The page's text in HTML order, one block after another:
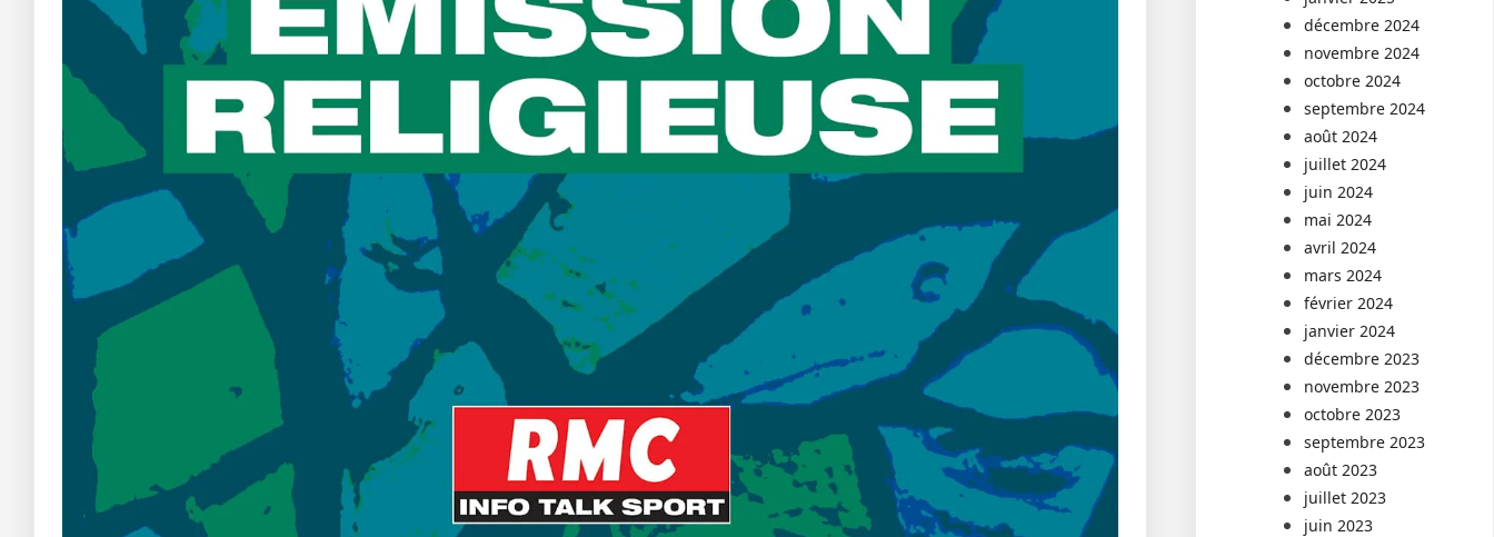
décembre 2024
novembre 2024
octobre 2024
septembre 2024
août 2024
juillet 2024
juin 2024
mai 2024
avril 2024
mars 2024
février 2024
janvier 2024
décembre 2023
novembre 2023
octobre 2023
septembre 2023
août 2023
juillet 2023
juin 2023